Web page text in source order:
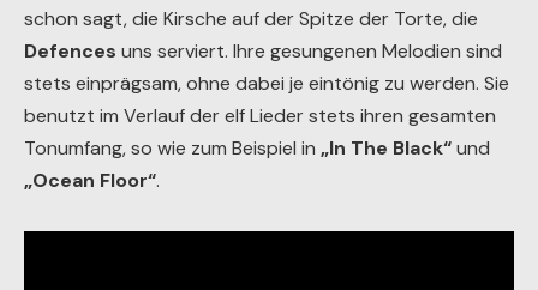
schon sagt, die Kirsche auf der Spitze der Torte, die
Defences uns serviert. Ihre gesungenen Melodien sind
stets einprägsam, ohne dabei je eintönig zu werden. Sie
benutzt im Verlauf der elf Lieder stets ihren gesamten
Tonumfang, so wie zum Beispiel in „In The Black“und
„Ocean Floor“.